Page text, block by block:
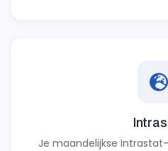
Je maandelijkse